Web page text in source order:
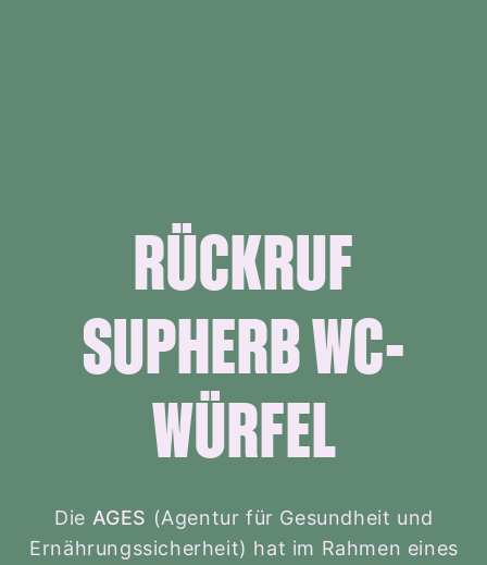
RÜCKRUF
SUPHERB WC-
WÜRFEL
Die AGES (Agentur für Gesundheit und
Ernährungssicherheit) hat im Rahmen eines